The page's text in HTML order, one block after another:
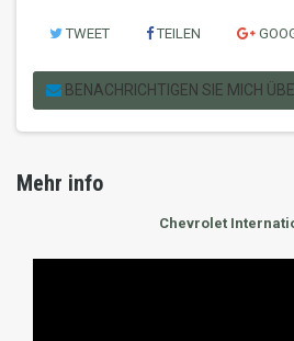
TWEET TEILEN
BENACHRICHTIGEN SIE MICH
Mehr info
Chevrolet